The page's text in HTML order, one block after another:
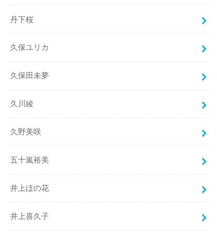
丹下桜
久保ユリカ
久保田未夢
久川綾
久野美咲
五十嵐裕美
井上ほの花
井上喜久子